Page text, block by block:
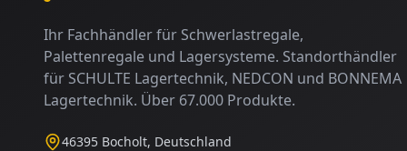
Ihr Fachhändler für Schwerlastregale,
Palettenregale und Lagersysteme. Standorthändler
für SCHULTE Lagertechnik, NEDCON und BONNEMA
Lagertechnik. Über 67.000 Produkte.
46395 Bocholt, Deutschland